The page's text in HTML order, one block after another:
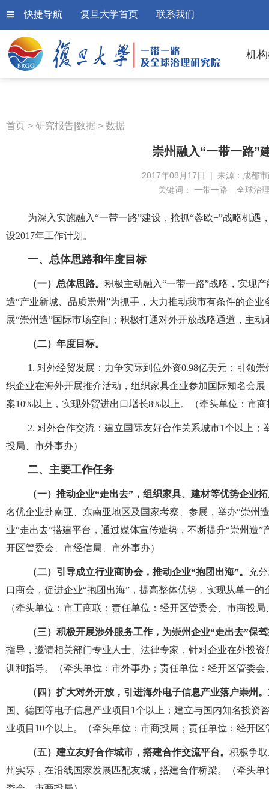
快捷导航 复旦大学首页 联系我们
机
首页 > 研究报告|数据 > 数据
崇州融入“一带一路”
2017年08月17日 | 来源：成都
关键词： 一带一路 全球治
为深入实施融入“一带一路”建设，抢抓“蓉欧+”战略机遇
设2017年工作计划。
一、总体思路和年度目标
（一）总体思路。 积极主动融入“一带一路”战略，实现
造“产业新城、品质崇州”为抓手 ， 大力推动我市有条件的企业
展“崇州造”国际市场空间；积极打通对外开放战略通道，主动
（二）年度目标。
1. 对外经贸发展：力争实际到位外资0.98亿美元；引领崇
织企业在海外开展推介活动，组织家具企业参加国际知名会展
案10%以上，实现外贸进出口增长8%以上。（牵头单位：市
2. 对外合作交流：建立国际友好合作关系城市1个以上；
投局、市外事办）
二、主要工作任务
（一）推动企业“走出去”，组织家具、建材等优势企业
名优企业赴南亚、东南亚地区及国家考察、参展，举办“崇州造
业“走出去”搭建平台，通过媒体宣传造势，不断提升“崇州造”
开区管委会、市经信局、市外事办）
（二）引导成立行业商协会，推动企业“抱团出海”。 充
口商会，促进企业“抱团出海” ，提高整体优势，实现从单一的
（牵头单位：市工商联；责任单位：经开区管委会、市商投
（三）积极开展涉外服务工作，为崇州企业“走出去”保
指导，邀请相关部门专业人士、法律专家，针对企业在外投
训和指导。
（牵头单位：市外事办；责任单位：经开区管委
（四）扩大对外开放，引进海外电子信息产业落户崇州。
国、德国等电子信息产业项目 1个以上；建立与国内知名投资
业项目 10个以上。（牵头单位：市商投局；责任单位：经开区
（五）建立友好合作城市，搭建合作交流平台。 积极争
州实际，在沿线国家发展匹配友城，搭建合作桥梁。（牵头单